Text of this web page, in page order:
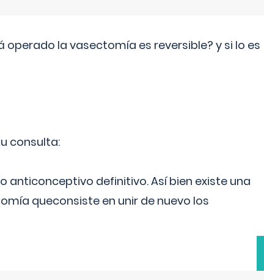
la vasectomía es reversible? y si lo es
consulta:
anticonceptivo definitivo. Así bien existe una
queconsiste en unir de nuevo los